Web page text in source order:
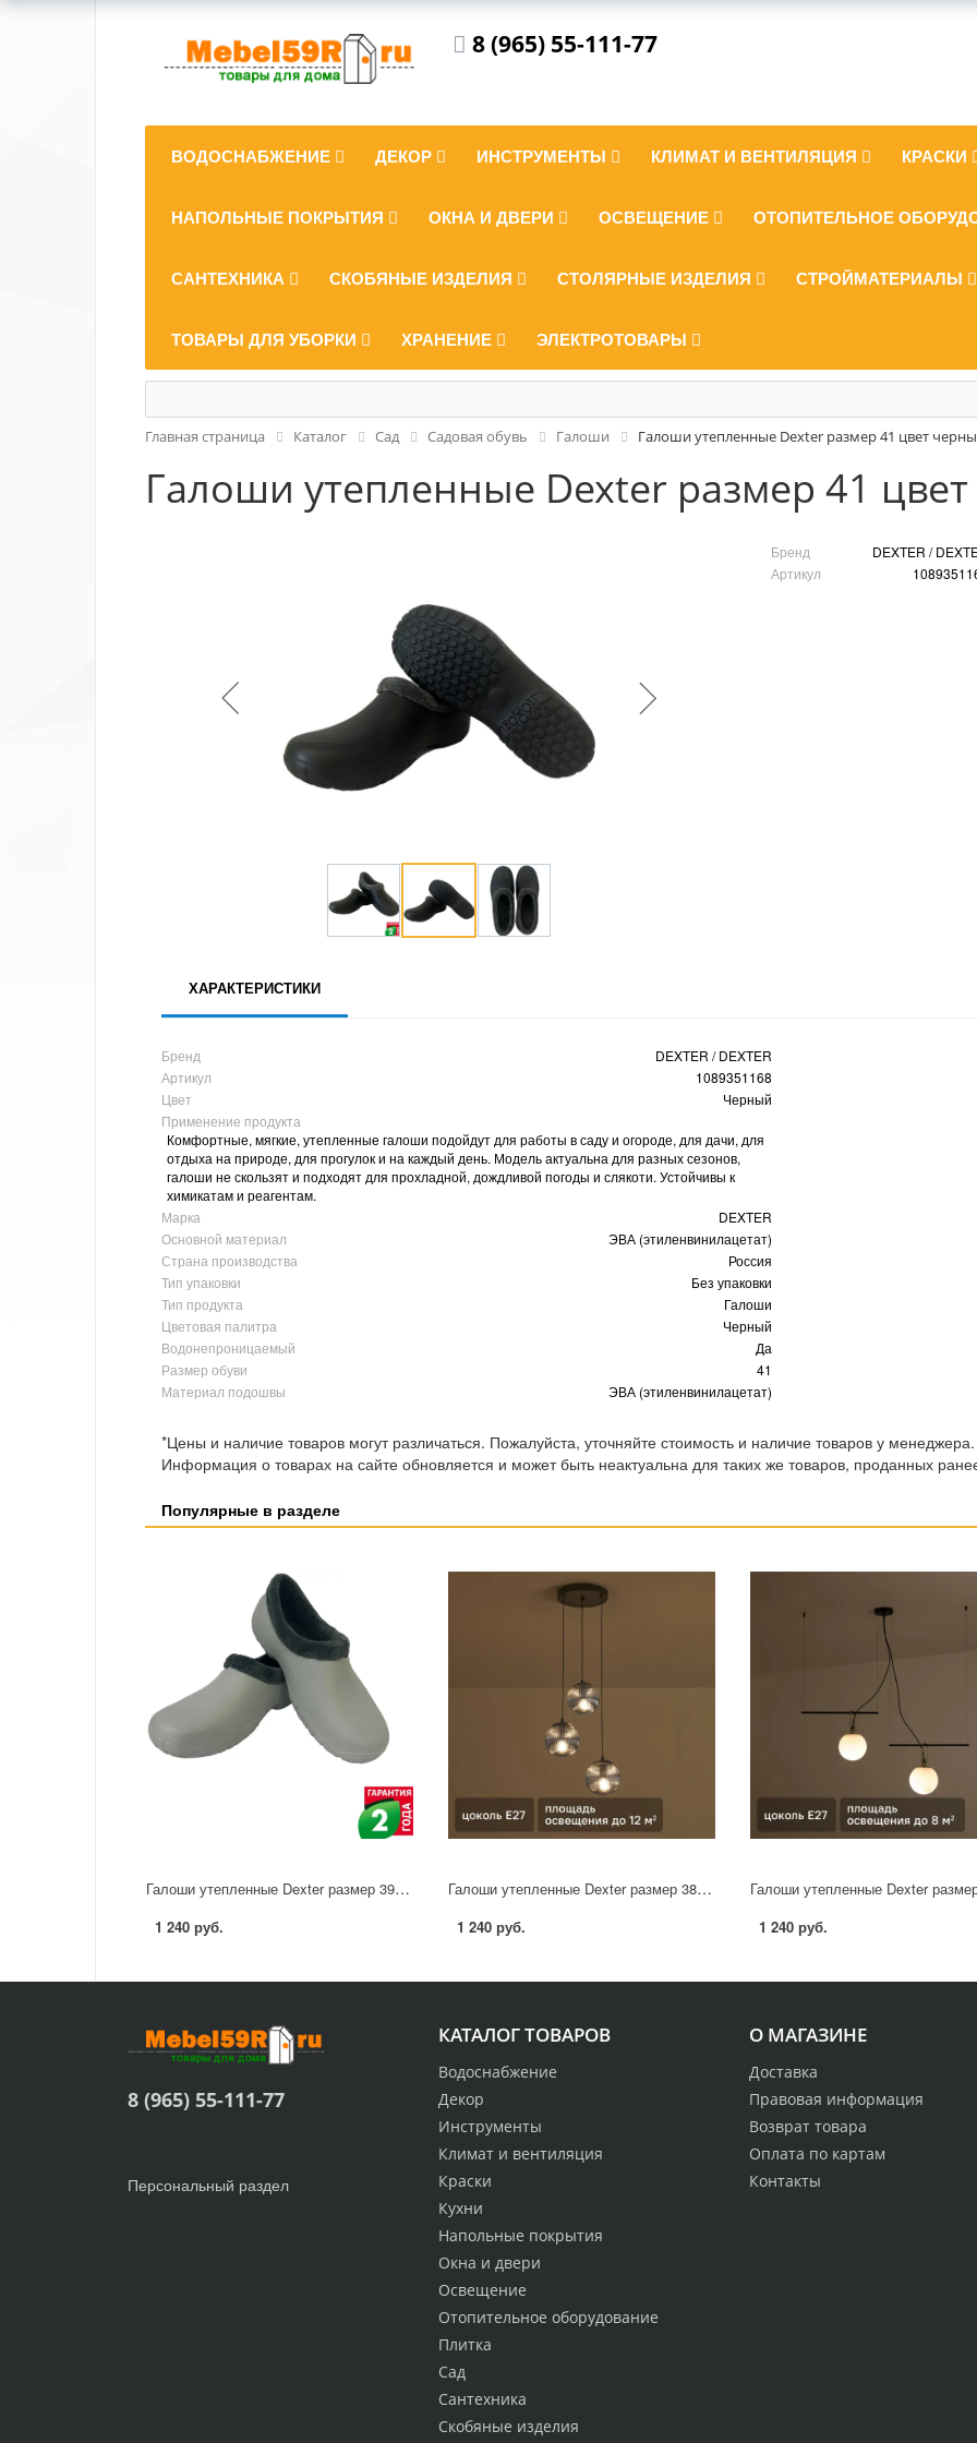
8 (965) 55-111-77
ВОДОСНАБЖЕНИЕ ДЕКОР ИНСТРУМЕНТЫ КЛИМАТ И ВЕНТИЛЯЦИЯ КРАСКИ
НАПОЛЬНЫЕ ПОКРЫТИЯ ОКНА И ДВЕРИ ОСВЕЩЕНИЕ ОТОПИТЕЛЬНОЕ
САНТЕХНИКА СКОБЯНЫЕ ИЗДЕЛИЯ СТОЛЯРНЫЕ ИЗДЕЛИЯ СТРОЙМАТЕРИАЛЫ
ТОВАРЫ ДЛЯ УБОРКИ ХРАНЕНИЕ ЭЛЕКТРОТОВАРЫ
Главная страница Каталог Сад Садовая обувь Галоши Галоши утепленные Dexter размер 41 цвет
Галоши утепленные Dexter размер 41
Бренд
DEXTER /
Артикул
ХАРАКТЕРИСТИКИ
Бренд
DEXTER / DEXTER
Артикул
1089351168
Цвет
Черный
Применение продукта
Комфортные, мягкие, утепленные галоши подойдут для работы в саду и огороде, для дачи, для
отдыха на природе, для прогулок и на каждый день. Модель актуальна для разных сезонов,
галоши не скользят и подходят для прохладной, дождливой погоды и слякоти. Устойчивы к
химикатам и реагентам.
Марка
DEXTER
Основной материал
ЭВА (этиленвинилацетат)
Страна производства
Россия
Тип упаковки
Без упаковки
Тип продукта
Галоши
Цветовая палитра
Черный
Водонепроницаемый
Да
Размер обуви
41
Материал подошвы
ЭВА (этиленвинилацетат)
*Цены и наличие товаров могут различаться. Пожалуйста, уточняйте стоимость и наличие товаров у менеджера.
Информация о товарах на сайте обновляется и может быть неактуальна для таких же товаров, проданных
Популярные в разделе
Галоши утепленные Dexter размер 39 цвет светло-серый
1 240 руб.
Галоши утепленные Dexter размер 38 цвет желтый
1 240 руб. 1 240 руб.
О МАГАЗИНЕ
Доставка
Правовая информация
Возврат товара
Оплата по картам
Контакты
КАТАЛОГ ТОВАРОВ
Водоснабжение
Декор
Инструменты
Климат и вентиляция
Краски
Кухни
Напольные покрытия
Окна и двери
Освещение
Отопительное оборудование
Плитка
Сад
Сантехника
Скобяные изделия
8 (965) 55-111-77
Персональный раздел